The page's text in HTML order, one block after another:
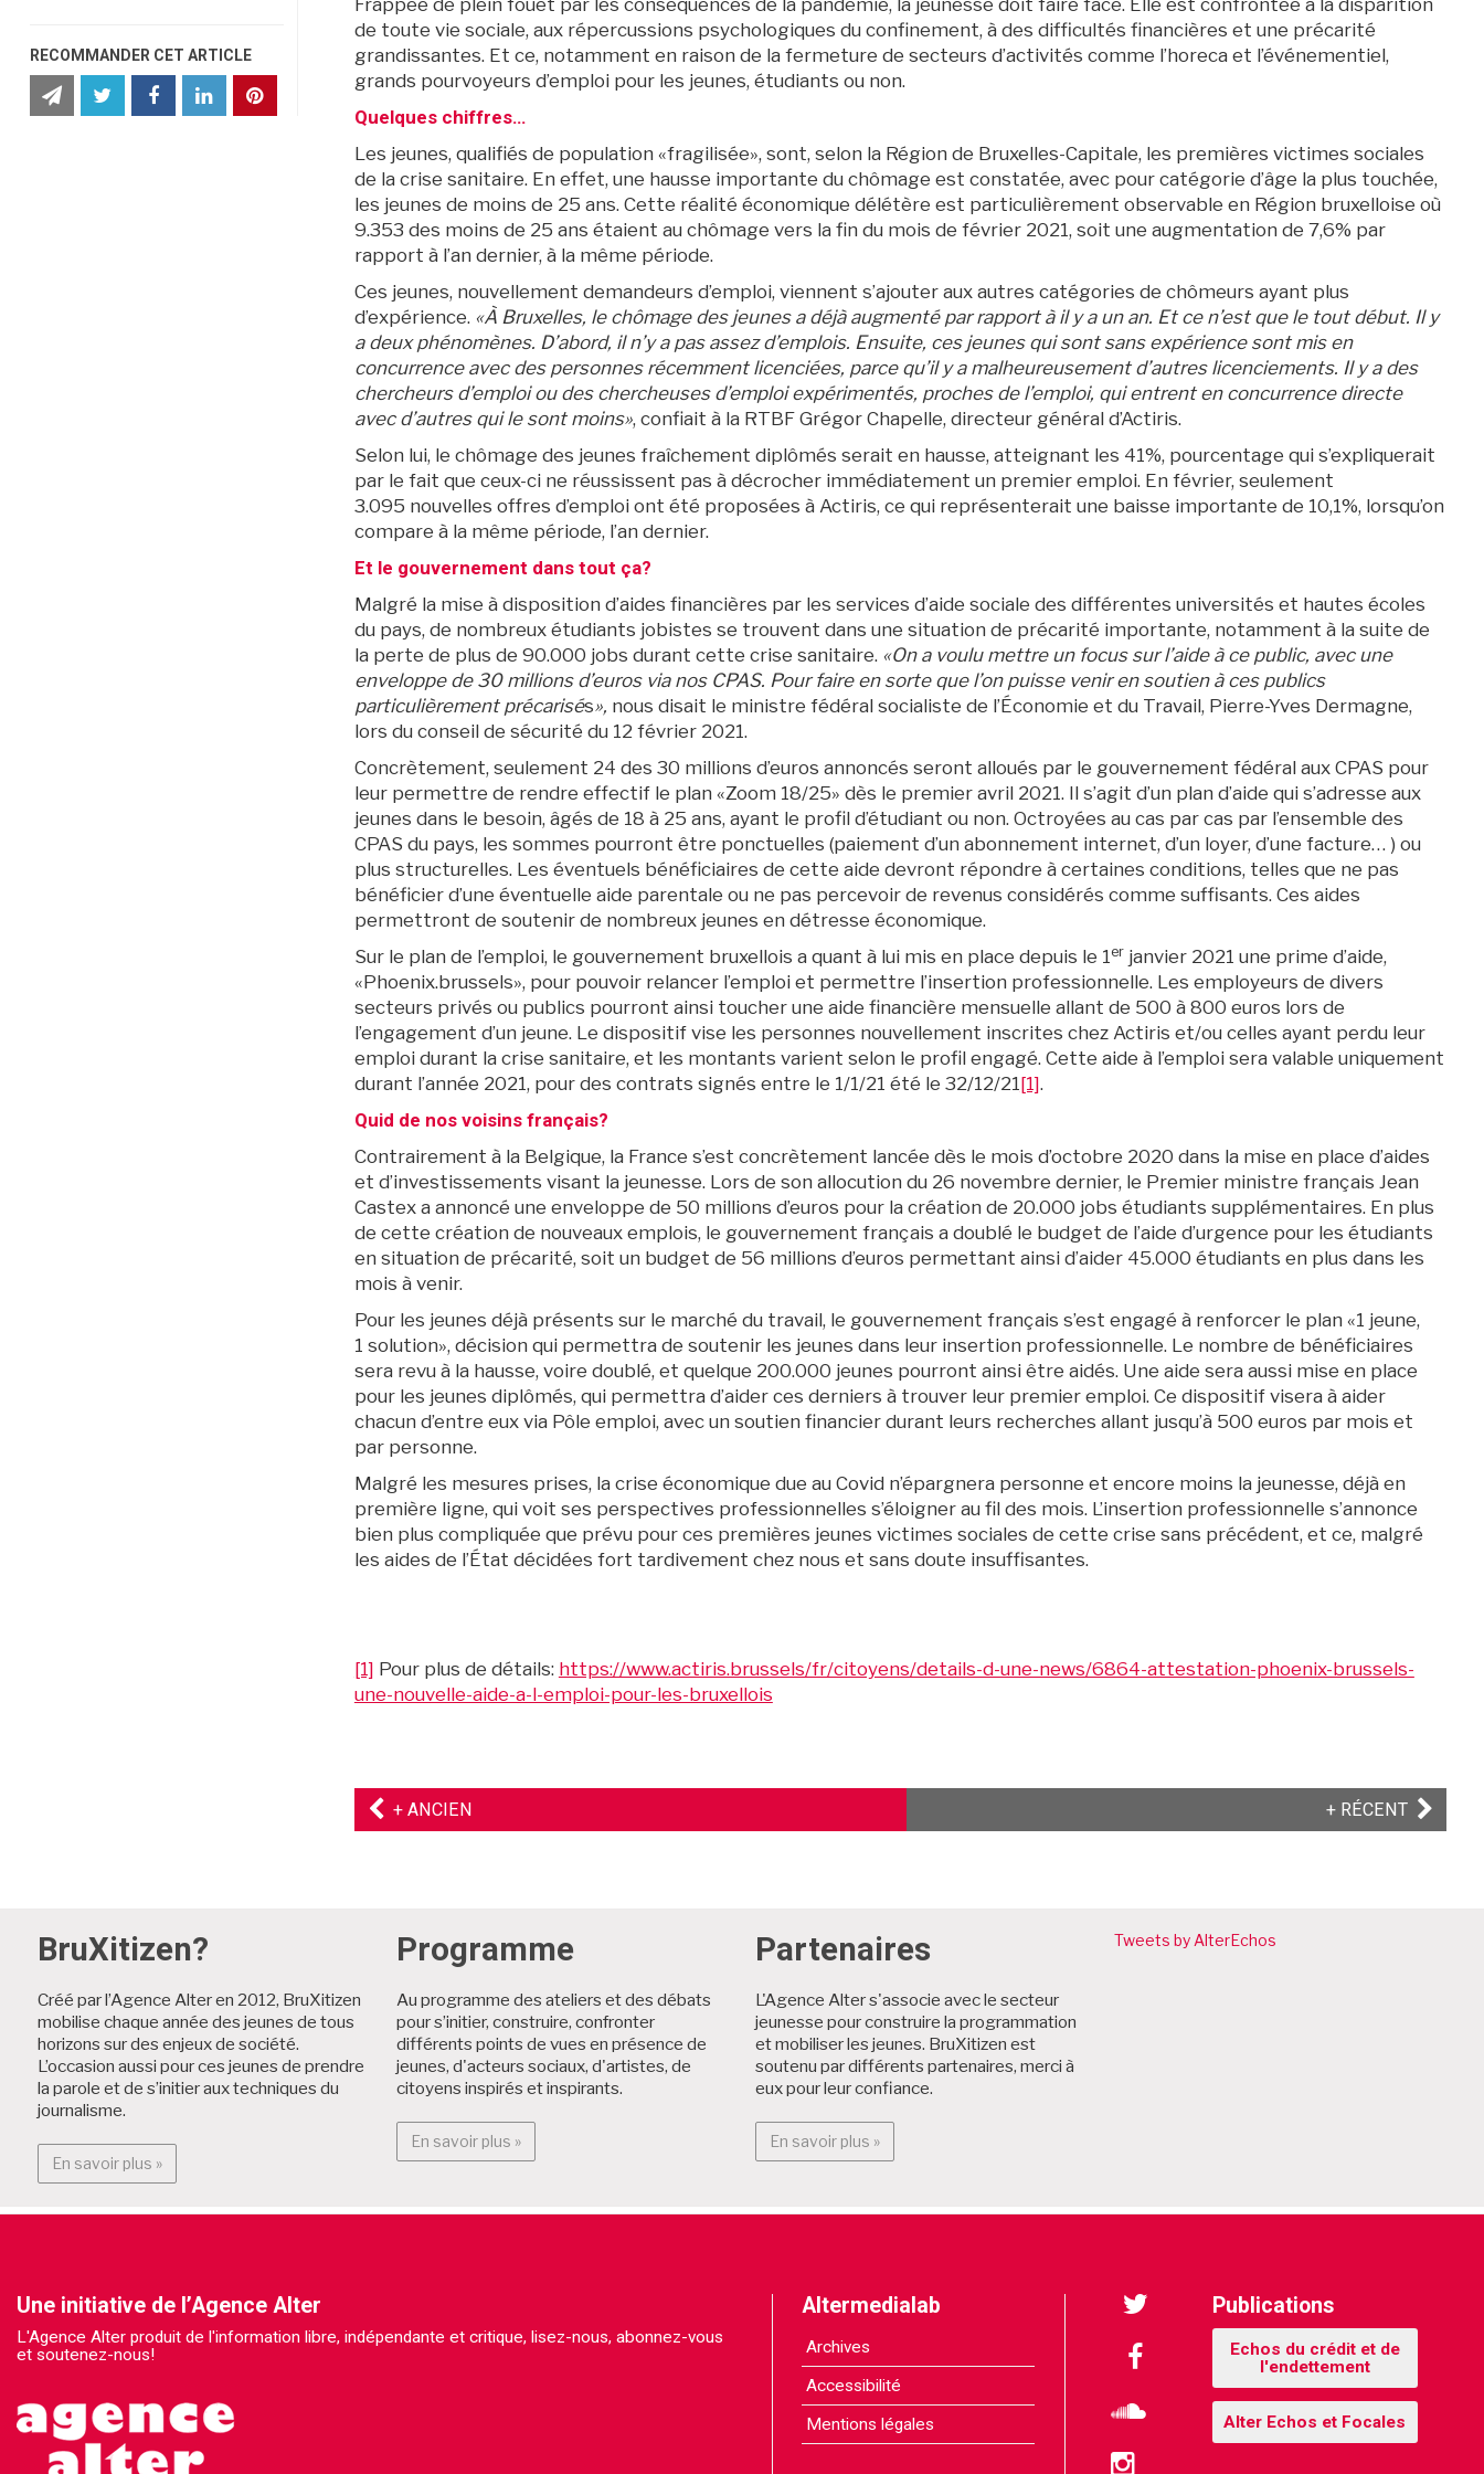
Frappée de plein fouet par les conséquences de la pandémie, la jeunesse doit faire face. Elle est confrontée à la disparition
de toute vie sociale, aux répercussions psychologiques du confinement, à des difficultés financières et une précarité
grandissantes. Et ce, notamment en raison de la fermeture de secteurs d’activités comme l’horeca et l’événementiel,
grands pourvoyeurs d’emploi pour les jeunes, étudiants ou non.
Quelques chiffres…
Les jeunes, qualifiés de population «fragilisée», sont, selon la Région de Bruxelles-Capitale, les premières victimes sociales
de la crise sanitaire. En effet, une hausse importante du chômage est constatée, avec pour catégorie d’âge la plus touchée,
les jeunes de moins de 25 ans. Cette réalité économique délétère est particulièrement observable en Région bruxelloise où
9.353 des moins de 25 ans étaient au chômage vers la fin du mois de février 2021, soit une augmentation de 7,6% par
rapport à l’an dernier, à la même période.
Ces jeunes, nouvellement demandeurs d’emploi, viennent s’ajouter aux autres catégories de chômeurs ayant plus
d’expérience. «ÀBruxelles, le chômage des jeunes a déjà augmenté par rapport à il y a un an. Et ce n’est que le tout début. Il y
a deux phénomènes. D’abord, il n’y a pas assez d’emplois. Ensuite, ces jeunes qui sont sans expérience sont mis en
concurrence avec des personnes récemment licenciées, parce qu’il y a malheureusement d’autres licenciements. Il y a des
chercheurs d’emploi ou des chercheuses d’emploi expérimentés, proches de l’emploi, qui entrent en concurrence directe
avec d’autres qui le sont moins», confiait à la RTBF Grégor Chapelle, directeur général d’Actiris.
Selon lui, le chômage des jeunes fraîchement diplômés serait en hausse, atteignant les 41%, pourcentage qui s’expliquerait
par le fait que ceux-ci ne réussissent pas à décrocher immédiatement un premier emploi. En février, seulement
3.095 nouvelles offres d’emploi ont été proposées à Actiris, ce qui représenterait une baisse importante de 10,1%, lorsqu’on
compare à la même période, l’an dernier.
Et le gouvernement dans tout ça?
Malgré la mise à disposition d’aides financières par les services d’aide sociale des différentes universités et hautes écoles
du pays, de nombreux étudiants jobistes se trouvent dans une situation de précarité importante, notamment à la suite de
la perte de plus de 90.000 jobs durant cette crise sanitaire. «On a voulu mettre un focus sur l’aide à ce public, avec une
enveloppe de 30 millions d’euros via nos CPAS. Pour faire en sorte que l’on puisse venir en soutien à ces publics
particulièrement précarisés», nous disait le ministre fédéral socialiste de l’Économie et du Travail, Pierre-Yves Dermagne,
lors du conseil de sécurité du 12 février 2021.
Concrètement, seulement 24 des 30 millions d’euros annoncés seront alloués par le gouvernement fédéral aux CPAS pour
leur permettre de rendre effectif le plan «Zoom 18/25» dès le premier avril 2021. Il s’agit d’un plan d’aide qui s’adresse aux
jeunes dans le besoin, âgés de 18 à 25 ans, ayant le profil d’étudiant ou non. Octroyées au cas par cas par l’ensemble des
CPAS du pays, les sommes pourront être ponctuelles (paiement d’un abonnement internet, d’un loyer, d’une facture… ) ou
plus structurelles. Les éventuels bénéficiaires de cette aide devront répondre à certaines conditions, telles que ne pas
bénéficier d’une éventuelle aide parentale ou ne pas percevoir de revenus considérés comme suffisants. Ces aides
permettront de soutenir de nombreux jeunes en détresse économique.
Sur le plan de l’emploi, le gouvernement bruxellois a quant à lui mis en place depuis le 1erjanvier 2021 une prime d’aide,
«Phoenix.brussels», pour pouvoir relancer l’emploi et permettre l’insertion professionnelle. Les employeurs de divers
secteurs privés ou publics pourront ainsi toucher une aide financière mensuelle allant de 500 à 800 euros lors de
l’engagement d’un jeune. Le dispositif vise les personnes nouvellement inscrites chez Actiris et/ou celles ayant perdu leur
emploi durant la crise sanitaire, et les montants varient selon le profil engagé. Cette aide à l’emploi sera valable uniquement
durant l’année 2021, pour des contrats signés entre le 1/1/21 été le 32/12/21[1].
Quid de nos voisins français?
Contrairement à la Belgique, la France s’est concrètement lancée dès le mois d’octobre 2020 dans la mise en place d’aides
et d’investissements visant la jeunesse. Lors de son allocution du 26 novembre dernier, le Premier ministre français Jean
Castex a annoncé une enveloppe de 50 millions d’euros pour la création de 20.000 jobs étudiants supplémentaires. En plus
de cette création de nouveaux emplois, le gouvernement français a doublé le budget de l’aide d’urgence pour les étudiants
en situation de précarité, soit un budget de 56 millions d’euros permettant ainsi d’aider 45.000 étudiants en plus dans les
mois à venir.
Pour les jeunes déjà présents sur le marché du travail, le gouvernement français s’est engagé à renforcer le plan «1 jeune,
1 solution», décision qui permettra de soutenir les jeunes dans leur insertion professionnelle. Le nombre de bénéficiaires
sera revu à la hausse, voire doublé, et quelque 200.000 jeunes pourront ainsi être aidés. Une aide sera aussi mise en place
pour les jeunes diplômés, qui permettra d’aider ces derniers à trouver leur premier emploi. Ce dispositif visera à aider
chacun d’entre eux via Pôle emploi, avec un soutien financier durant leurs recherches allant jusqu’à 500 euros par mois et
par personne.
Malgré les mesures prises, la crise économique due au Covid n’épargnera personne et encore moins la jeunesse, déjà en
première ligne, qui voit ses perspectives professionnelles s’éloigner au fil des mois. L’insertion professionnelle s’annonce
bien plus compliquée que prévu pour ces premières jeunes victimes sociales de cette crise sans précédent, et ce, malgré
les aides de l’État décidées fort tardivement chez nous et sans doute insuffisantes.
[1] Pour plus de détails: https://www.actiris.brussels/fr/citoyens/details-d-une-news/6864-attestation-phoenix-brussels-
une-nouvelle-aide-a-l-emploi-pour-les-bruxellois
+ ANCIENARTICLE
PRÉCÉDENT
+ RÉCENTARTICLE
SUIVANT
RECOMMANDER CET ARTICLE
cet
article
partager
article
cet
article
cet
article
cet
article article
BruXitizen?
Créé par l’Agence Alter en 2012, BruXitizen
mobilise chaque année des jeunes de tous
horizons sur des enjeux de société.
L’occasion aussi pour ces jeunes de prendre
la parole et de s’initier aux techniques du
journalisme.
En savoir plus »En savoir plus : BruXitizen?
Programme
Au programme des ateliers et des débats
pour s’initier, construire, confronter
différents points de vues en présence de
jeunes, d'acteurs sociaux, d'artistes, de
citoyens inspirés et inspirants.
En savoir plus »En savoir plus : Programme
Partenaires
L'Agence Alter s'associe avec le secteur
jeunesse pour construire la programmation
et mobiliser les jeunes. BruXitizen est
soutenu par différents partenaires, merci à
eux pour leur confiance.
En savoir plus »En savoir plus : Partenaires
Tweets by AlterEchos
Une initiative de l’Agence Alter
L'Agence Alter produit de l'information libre, indépendante et critique, lisez-nous, abonnez-vous
et soutenez-nous!
Altermedialab
Archives
Accessibilité
Mentions légales
Publications
Echos du crédit et de
l'endettement
Alter Echos et Focales